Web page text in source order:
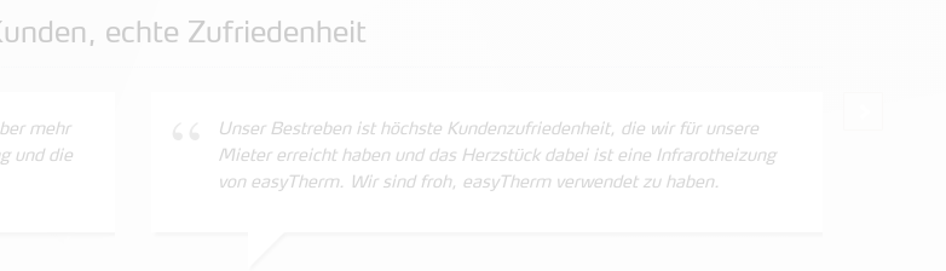
echte Zufriedenheit
mehr
und die
Unser Bestreben ist höchste Kundenzufriedenheit, die wir für unsere
Mieter erreicht haben und das Herzstück dabei ist eine Infrarotheizung
von easyTherm. Wir sind froh, easyTherm verwendet zu haben.